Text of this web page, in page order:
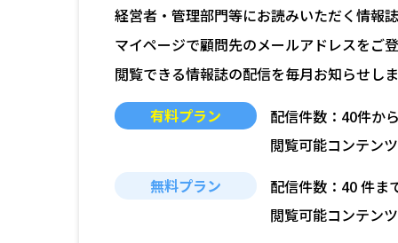
経営者・管理部門等にお読みいただく情報
マイページで顧問先のメールアドレスをご
閲覧できる情報誌の配信を毎月お知らせし
有料プラン
配信件数：40件か
閲覧可能コンテン
無料プラン
配信件数：40 件ま
閲覧可能コンテン